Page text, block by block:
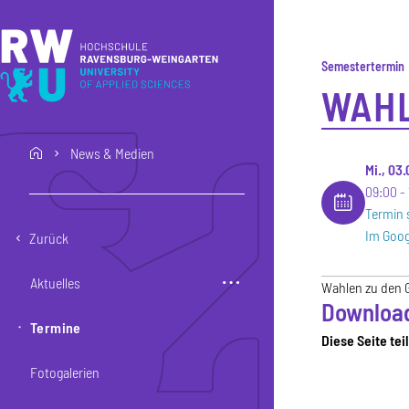
home News & Medien
Zurück
Aktuelles
Termine
Fotogalerien
Semestertermin
Mi.,
09:00
Termin
Im
Wahlen zu den
Diese Seite